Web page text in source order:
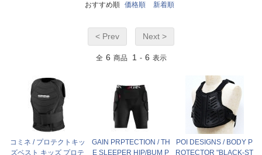
おすすめ順 価格順 新着順
< Prev Next >
全 6 商品 1 - 6 表示
コミネ / プロテクトキッ
ズベスト キッズ プロテ
GAIN PRPTECTION / TH
E SLEEPER HIP/BUM P
POI DESIGNS / BODY P
ROTECTOR "BLACK-ST